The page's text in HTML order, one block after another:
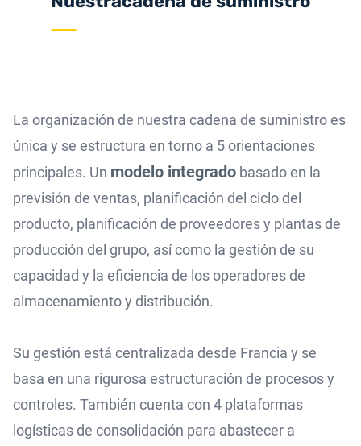
La organización de nuestra cadena de suministro es
única y se estructura en torno a 5 orientaciones
principales. Un modelo integrado basado en la
previsión de ventas, planificación del ciclo del
producto, planificación de proveedores y plantas de
producción del grupo, así como la gestión de su
capacidad y la eficiencia de los operadores de
almacenamiento y distribución.
Su gestión está centralizada desde Francia y se
basa en una rigurosa estructuración de procesos y
controles. También cuenta con 4 plataformas
logísticas de consolidación para abastecer a